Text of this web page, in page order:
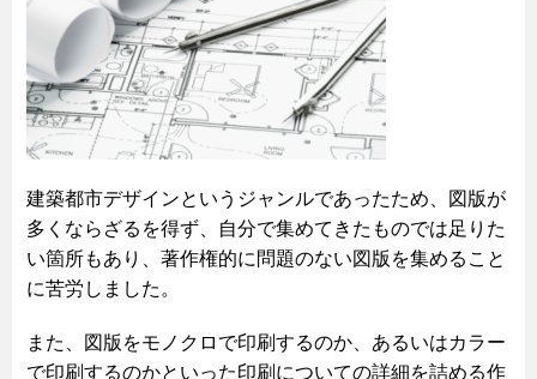
建築都市デザインというジャンルであったため、図版が
多くならざるを得ず、自分で集めてきたものでは足りた
い箇所もあり、著作権的に問題のない図版を集めること
に苦労しました。
また、図版をモノクロで印刷するのか、あるいはカラー
で印刷するのかといった印刷についての詳細を詰める作